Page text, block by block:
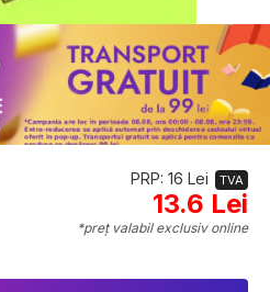
PRP: 16 Lei TVA
13.6 Lei
*preț valabil exclusiv online